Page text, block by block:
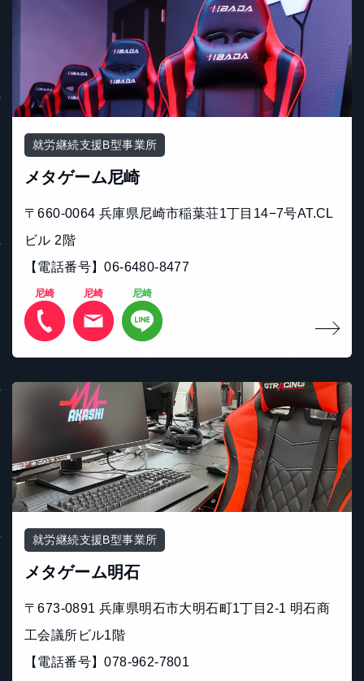
就労継続支援B型事業所
メタゲーム尼崎
〒660-0064 兵庫県尼崎市稲葉荘1丁目14−7号AT.CL
ビル 2階
【電話番号】06-6480-8477
尼崎 尼崎 尼崎
就労継続支援B型事業所
メタゲーム明石
〒673-0891 兵庫県明石市大明石町1丁目2-1 明石商
工会議所ビル1階
【電話番号】078-962-7801